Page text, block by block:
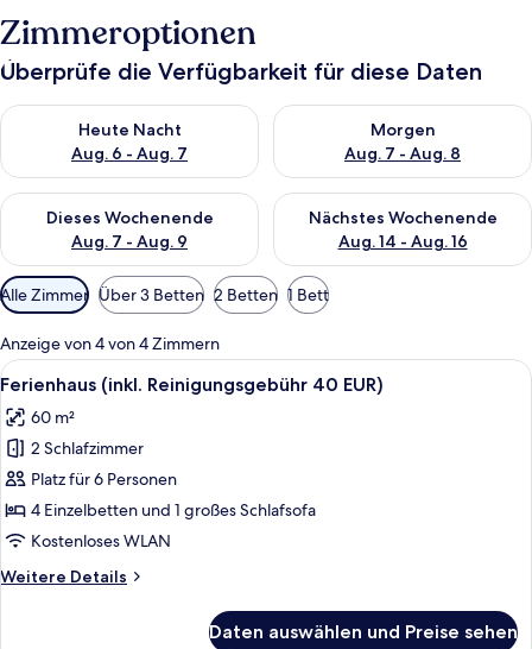
Zimmeroptionen
Überprüfe die Verfügbarkeit für diese Daten
Heute Nacht
Aug. 6 - Aug. 7
Überprüfe die Verfügbarkeit für heute Nacht, Aug. 6 - Aug. 7.
Morgen
Aug. 7 - Aug. 8
Überprüfe die Verfügbarkeit
Dieses Wochenende
Aug. 7 - Aug. 9
Überprüfe die Verfügbarkeit für dieses Wochenende, Aug. 7
Nächstes Wochenende
Aug. 14 - Aug. 16
Überprüfe die Verfügbarkeit
Verfügbare
Filter
für
Zimmer
Alle Zimmer Über 3 Betten 2 Betten 1 Bett
Anzeige von 4 von 4 Zimmern
Alle
Fotos
für
Ferienhaus
(inkl.
Reinigungsgebühr
40
anzeigen
Ferienhaus (inkl. Reinigungsgebühr
7
Ferienhaus (inkl. Reinigungsgebühr 40 EUR)
60 m²
2 Schlafzimmer
Platz für 6 Personen
4 Einzelbetten und 1 großes Schlafsofa
Kostenloses WLAN
Weitere Details
Weitere
Daten auswählen und Preise sehen